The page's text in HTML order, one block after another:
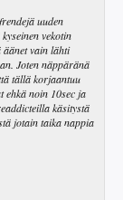
uuden
vekotin
vain lähti
Joten näppäränä
tällä korjaantuu
ehkä noin 10sec ja
käsitystä
jotain taika nappia